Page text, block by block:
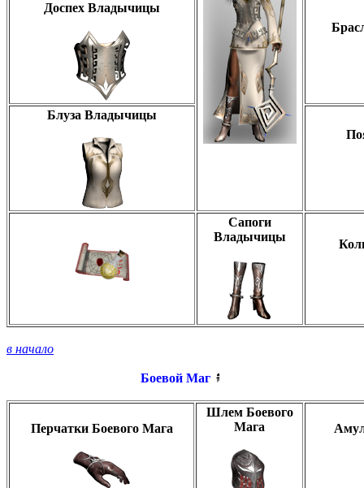
Доспех Владычицы
Блуза Владычицы
Сапоги
Владычицы
в начало
Боевой Маг
Перчатки Боевого Мага
Шлем Боевого
Мага